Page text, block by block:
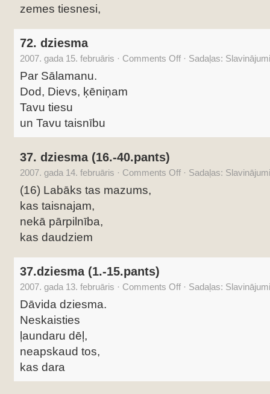
zemes tiesnesi,
72. dziesma
2007. gada 15. februāris · Comments Off · Sadaļas:
Par Sālamanu.
Dod, Dievs, ķēniņam
Tavu tiesu
un Tavu taisnību
37. dziesma (16.-40.pants)
2007. gada 14. februāris · Comments Off · Sadaļas:
(16) Labāks tas mazums,
kas taisnajam,
nekā pārpilnība,
kas daudziem
37.dziesma (1.-15.pants)
2007. gada 13. februāris · Comments Off · Sadaļas:
Dāvida dziesma.
Neskaisties
ļaundaru dēļ,
neapskaud tos,
kas dara